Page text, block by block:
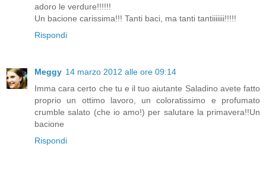
adoro le verdure!!!!!!
Un bacione carissima!!! Tanti baci, ma tanti tantiiiiiii!!!!!
Rispondi
Meggy 14 marzo 2012 alle ore 09:14
Imma cara certo che tu e il tuo aiutante Saladino avete fatto
proprio un ottimo lavoro, un coloratissimo e profumato
crumble salato (che io amo!) per salutare la primavera!!Un
bacione
Rispondi